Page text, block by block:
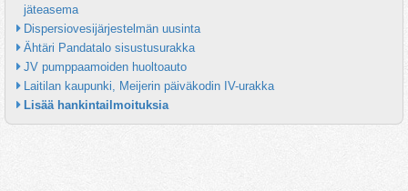
jäteasema
Dispersiovesijärjestelmän uusinta
Ähtäri Pandatalo sisustusurakka
JV pumppaamoiden huoltoauto
Laitilan kaupunki, Meijerin päiväkodin IV-urakka
Lisää hankintailmoituksia